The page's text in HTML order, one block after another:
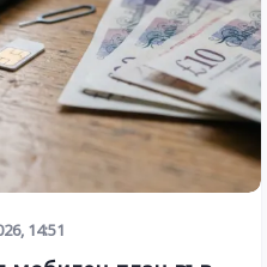
14:51